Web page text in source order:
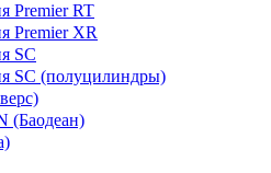
Premier RT
Premier XR
SC
SC (полуцилиндры)
(Баодеан)